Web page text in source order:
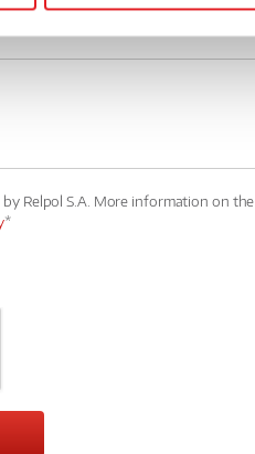
Relpol S.A. More information on the
*